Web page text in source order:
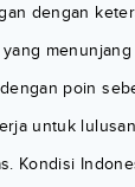
dengan
yang
poin
untuk
Kondisi